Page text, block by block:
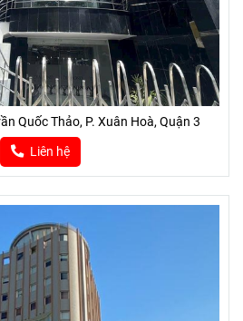
Quốc Thảo, P. Xuân Hoà, Quận 3
Liên hệ